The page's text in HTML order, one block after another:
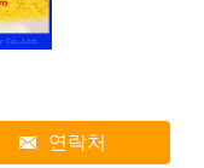
연락처